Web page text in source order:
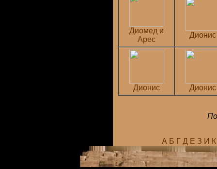
Диомед и
Арес
Дионис
Дионис Дионис
А Б Г Д Е З И К